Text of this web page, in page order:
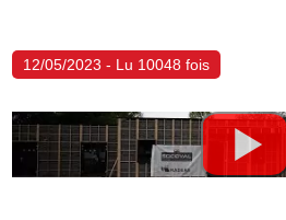
12/05/2023 - Lu 10048 fois